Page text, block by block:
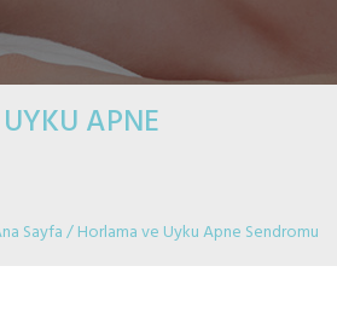
APNE
Sayfa / Horlama ve Uyku Apne Sendromu